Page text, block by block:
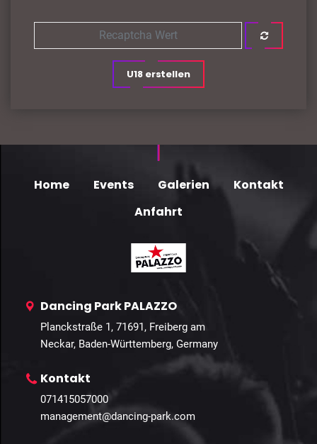
U18 erstellen
Home Events Galerien
Kontakt
Anfahrt
Dancing Park PALAZZO
Planckstraße 1, 71691, Freiberg am
Neckar, Baden-Württemberg, Germany
Kontakt
071415057000
management@dancing-park.com